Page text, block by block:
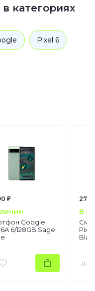
категориях
Pixel 6
₽
Google
6/128GB Sage
27
В